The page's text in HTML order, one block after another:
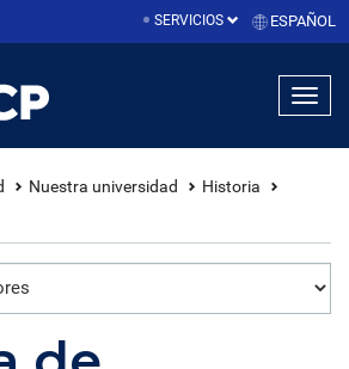
SERVICIOS ESPAÑOL
Nuestra universidad Historia